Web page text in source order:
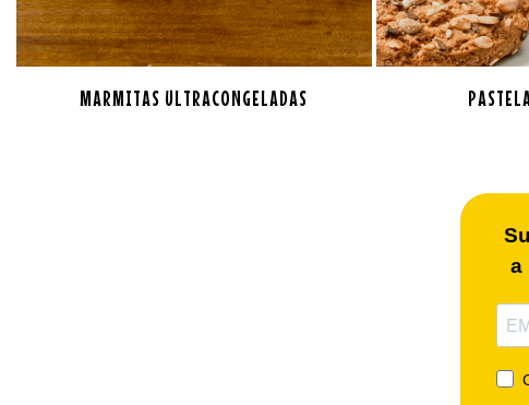
MARMITAS ULTRACONGELADAS